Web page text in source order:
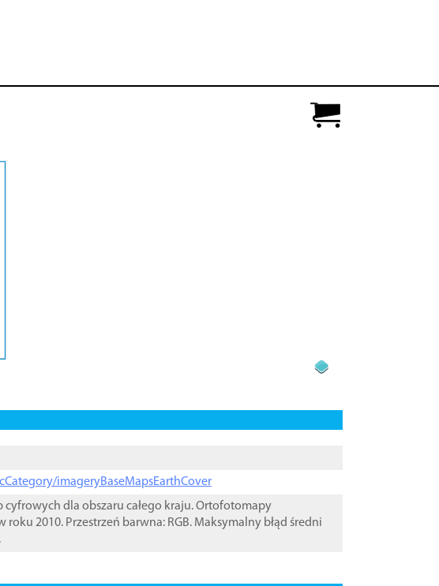
imageryBaseMapsEarthCover
dla obszaru całego kraju. Ortofotomapy
2010. Przestrzeń barwna: RGB. Maksymalny błąd średni